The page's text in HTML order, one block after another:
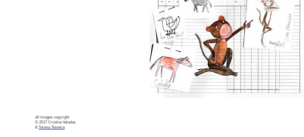
all images copyright
© 2017 Cristina Valadas
&Teresa Teixeira